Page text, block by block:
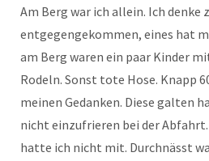
Am Berg war ich allein. Ich denke
entgegengekommen, eines hat
am Berg waren ein paar Kinder
Rodeln. Sonst tote Hose. Knapp
meinen Gedanken. Diese galten
nicht einzufrieren bei der Abfahrt.
hatte ich nicht mit. Durchnässt